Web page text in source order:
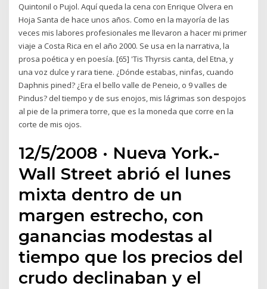
Quintonil o Pujol. Aquí queda la cena con Enrique Olvera en
Hoja Santa de hace unos años. Como en la mayoría de las
veces mis labores profesionales me llevaron a hacer mi primer
viaje a Costa Rica en el año 2000. Se usa en la narrativa, la
prosa poética y en poesía. [65] 'Tis Thyrsis canta, del Etna, y
una voz dulce y rara tiene. ¿Dónde estabas, ninfas, cuando
Daphnis pined? ¿Era el bello valle de Peneio, o 9 valles de
Pindus? del tiempo y de sus enojos, mis lágrimas son despojos
al pie de la primera torre, que es la moneda que corre en la
corte de mis ojos.
12/5/2008 · Nueva York.-
Wall Street abrió el lunes
mixta dentro de un
margen estrecho, con
ganancias modestas al
tiempo que los precios del
crudo declinaban y el